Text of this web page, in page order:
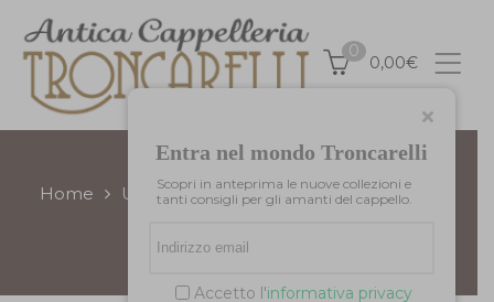
Entra nel mondo Troncarelli
Scopri in anteprima le nuove collezioni e
tanti consigli per gli amanti del cappello.
Accetto l'informativa privacy
0
0,00€
Home Uomo/Donna
Autunno/Inverno